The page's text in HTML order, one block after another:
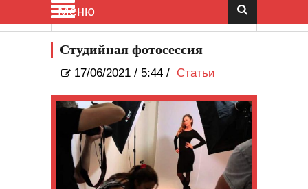
Меню
Студийная фотосессия
17/06/2021 / 5:44 / Статьи